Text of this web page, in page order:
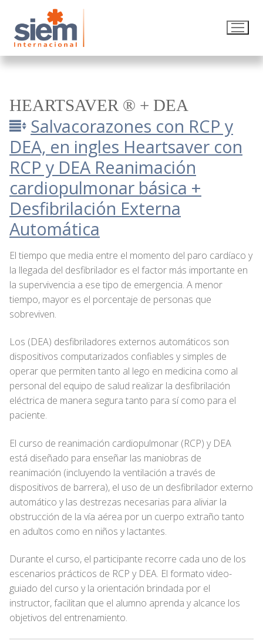
HEARTSAVER ® + DEA
Salvacorazones con RCP y
DEA, en ingles Heartsaver con
RCP y DEA Reanimación
cardiopulmonar básica +
Desfibrilación Externa
Automática
El tiempo que media entre el momento del paro cardíaco y
la llegada del desfibrilador es el factor más importante en
la supervivencia a ese tipo de emergencia. A menor
tiempo, mayor es el porcentaje de personas que
sobreviven.
Los (DEA) desfibriladores externos automáticos son
dispositivos computarizados confiables y simples de
operar que permiten tanto al lego en medicina como al
personal del equipo de salud realizar la desfibrilación
eléctrica de manera segura tanto para sí como para el
paciente.
El curso de reanimación cardiopulmonar (RCP) y DEA
está diseñado para enseñar las maniobras de
reanimación (incluyendo la ventilación a través de
dispositivos de barrera), el uso de un desfibrilador externo
automático y las destrezas necesarias para aliviar la
obstrucción de la vía aérea por un cuerpo extraño tanto
en adultos como en niños y lactantes.
Durante el curso, el participante recorre cada uno de los
escenarios prácticos de RCP y DEA. El formato video-
guiado del curso y la orientación brindada por el
instructor, facilitan que el alumno aprenda y alcance los
objetivos del entrenamiento.